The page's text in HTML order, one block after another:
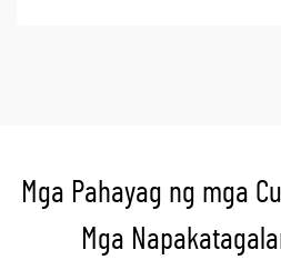
Mga Pahayag ng mga
Mga